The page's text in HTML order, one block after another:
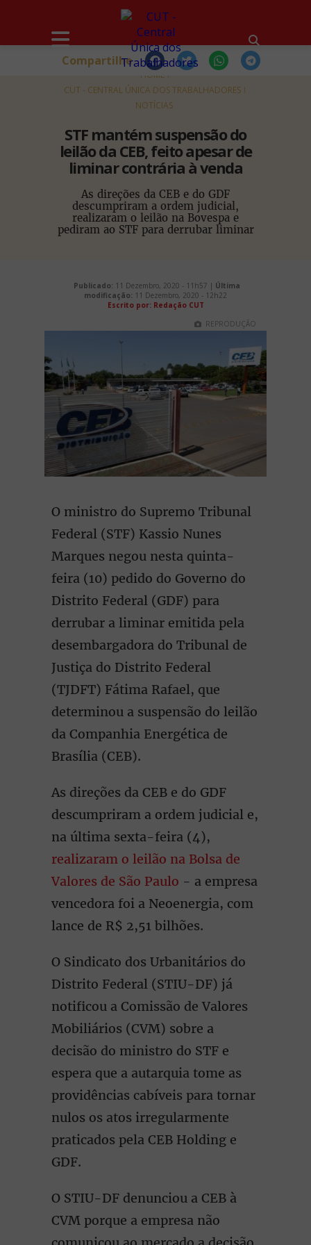
HOME
CUT - CENTRAL ÚNICA DOS TRABALHADORES
NOTÍCIAS
STF mantém suspensão do
leilão da CEB, feito apesar de
liminar contrária à venda
As direções da CEB e do GDF
descumpriram a ordem judicial,
realizaram o leilão na Bovespa e
pediram ao STF para derrubar liminar
Compartilhe
Publicado: 11 Dezembro, 2020 - 11h57 | Última
modificação: 11 Dezembro, 2020 - 12h22
Escrito por: Redação CUT
REPRODUÇÃO
O ministro do Supremo Tribunal
Federal (STF) Kassio Nunes
Marques negou nesta quinta-
feira (10) pedido do Governo do
Distrito Federal (GDF) para
derrubar a liminar emitida pela
desembargadora do Tribunal de
Justiça do Distrito Federal
(TJDFT) Fátima Rafael, que
determinou a suspensão do leilão
da Companhia Energética de
Brasília (CEB).
As direções da CEB e do GDF
descumpriram a ordem judicial e,
na última sexta-feira (4),
realizaram o leilão na Bolsa de
Valores de São Paulo - a empresa
vencedora foi a Neoenergia, com
lance de R$ 2,51 bilhões.
O Sindicato dos Urbanitários do
Distrito Federal (STIU-DF) já
notificou a Comissão de Valores
Mobiliários (CVM) sobre a
decisão do ministro do STF e
espera que a autarquia tome as
providências cabíveis para tornar
nulos os atos irregularmente
praticados pela CEB Holding e
GDF.
O STIU-DF denunciou a CEB à
CVM porque a empresa não